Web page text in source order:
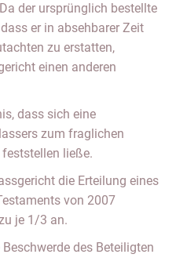
der ursprünglich bestellte
er in absehbarer Zeit
zu erstatten,
einen anderen
dass sich eine
zum fraglichen
ließe.
die Erteilung eines
von 2007
je 1/3 an.
Beschwerde des Beteiligten